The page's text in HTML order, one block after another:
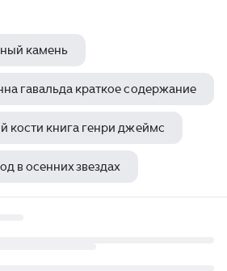
камень
гавальда краткое содержание
кости книга генри джеймс
в осенних звездах